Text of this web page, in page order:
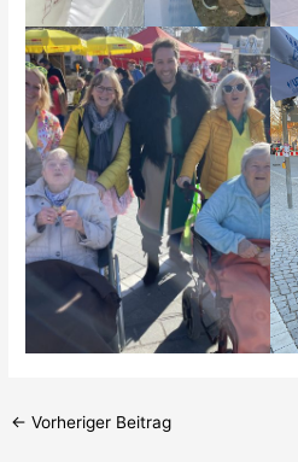
← Vorheriger Beitrag